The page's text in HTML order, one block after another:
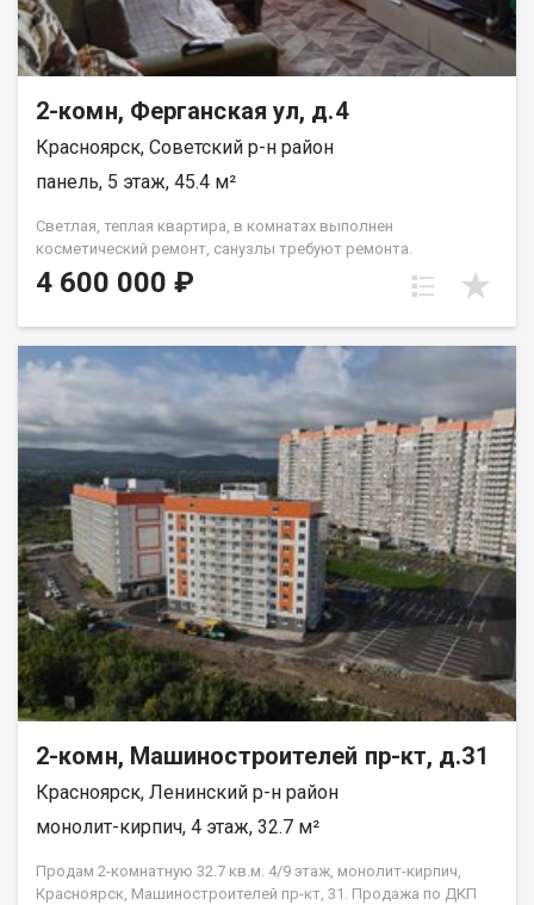
2-комн, Ферганская ул, д.4
Красноярск, Советский р-н район
панель, 5 этаж, 45.4 м²
Светлая, теплая квартира, в комнатах выполнен
косметический ремонт, санузлы требуют ремонта.
Установлены окна ПВХ, балкон остеклен ( дерево). Проход на
этаж закрывается. Дом газифицирован! Район с развитой
культуры и спорта Металлургов, магазины, торговый
комплекс Роща, парк "Гвардейский", набережная "Зеленый
берег". Без проблем можно уехать в любую точку города.
Документы полностью готовы к продаже, долгов и
обременений на квартире нет! Торг возможен! Чистая
продажа.
4 600 000 ₽
2-комн, Машиностроителей пр-кт, д.31
Красноярск, Ленинский р-н район
монолит-кирпич, 4 этаж, 32.7 м²
Продам 2-комнатную 32.7 кв.м. 4/9 этаж, монолит-кирпич,
Красноярск, Машиностроителей пр-кт, 31. Продажа по ДКП